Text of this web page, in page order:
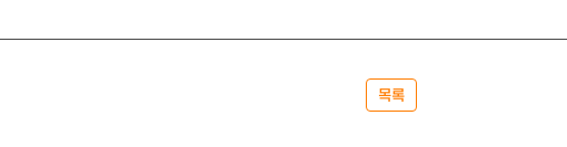
목록